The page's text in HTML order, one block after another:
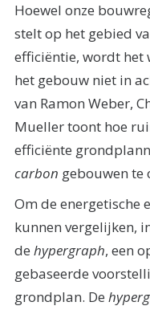
Hoewel onze
stelt op het gebied
efficiëntie, wordt
het gebouw niet in
van Ramon Weber,
Mueller toont hoe
efficiënte
carbon gebouwen te
Om de energetische
kunnen vergelijken,
de hypergraph, een
gebaseerde
grondplan. De